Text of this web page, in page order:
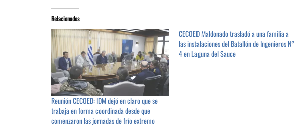
Relacionados
Reunión CECOED: IDM dejó en claro que se
trabaja en forma coordinada desde que
comenzaron las jornadas de frío extremo
CECOED Maldonado trasladó a una familia a
las instalaciones del Batallón de Ingenieros N°
4 en Laguna del Sauce